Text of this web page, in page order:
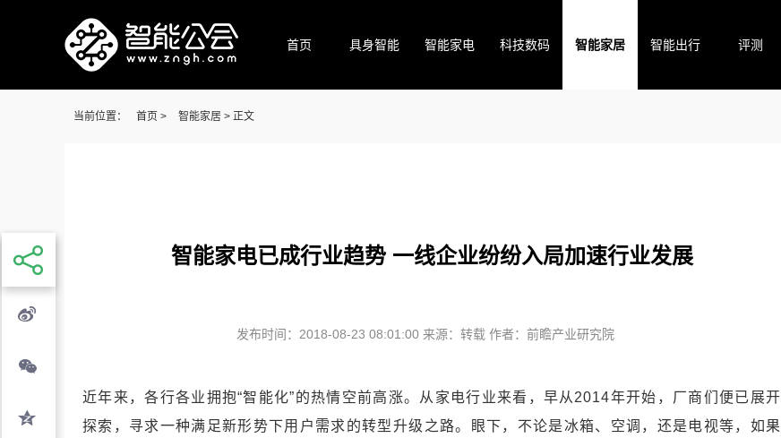
首页 具身智能 智能家电 科技数码 智能家居 智能出行 评测
当前位置： 首页 > 智能家居 > 正文
智能家电已成行业趋势 一线企业纷纷入局加速行业发展
发布时间：2018-08-23 08:01:00 来源：转载 作者：前瞻产业研究院
近年来，各行各业拥抱“智能化”的热情空前高涨。从家电行业来看，早从2014年开始，厂商们便已展开
探索，寻求一种满足新形势下用户需求的转型升级之路。眼下，不论是冰箱、空调，还是电视等，如果